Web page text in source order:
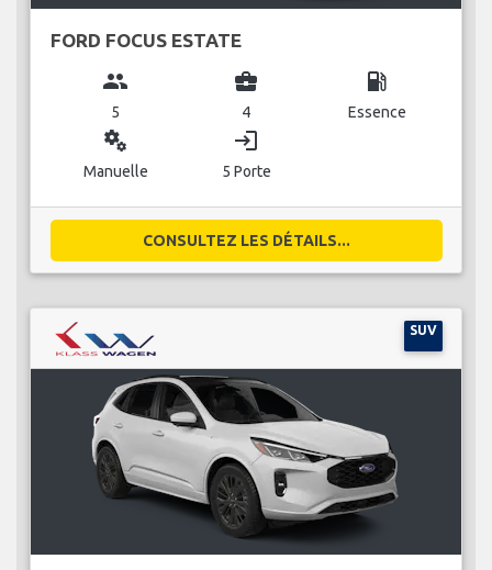
FORD FOCUS ESTATE
group
5
business_center
4
local_gas_station
Essence
miscellaneous_services
Manuelle
login
5 Porte
CONSULTEZ LES DÉTAILS...
SUV